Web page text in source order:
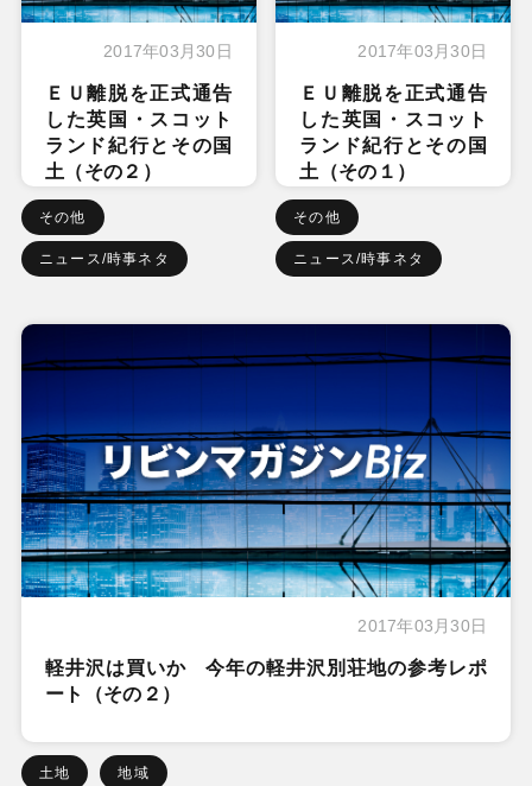
2017年03月30日
ＥＵ離脱を正式通告
した英国・スコット
ランド紀行とその国
土（その２）
その他
ニュース/時事ネタ
2017年03月30日
ＥＵ離脱を正式通告
した英国・スコット
ランド紀行とその国
土（その１）
その他
ニュース/時事ネタ
2017年03月30日
軽井沢は買いか 今年の軽井沢別荘地の参考レポ
ート（その２）
土地 地域